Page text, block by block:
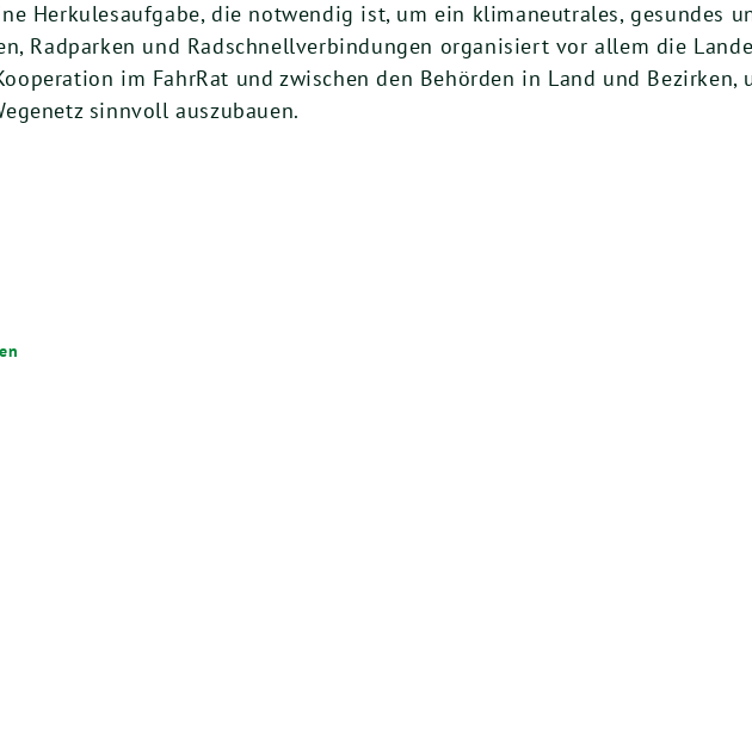
Herkulesaufgabe, die notwendig ist, um ein klimaneutrales, gesundes
Radparken und Radschnellverbindungen organisiert vor allem die
im FahrRat und zwischen den Behörden in Land und Bezirken,
sinnvoll auszubauen.